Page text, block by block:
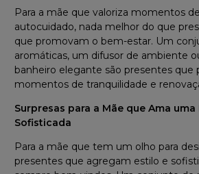
Para a mãe que valoriza momentos
autocuidado, nada melhor do que
que promovam o bem-estar. Um
aromáticas, um difusor de ambiente
banheiro elegante são presentes que
momentos de tranquilidade e
Surpresas para a Mãe que Ama
Sofisticada
Para a mãe que tem um olho para
presentes que agregam estilo e